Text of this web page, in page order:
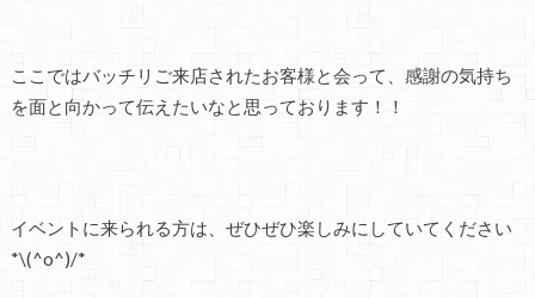
ここではバッチリご来店されたお客様と会って、感謝の気持ち
を面と向かって伝えたいなと思っております！！
イベントに来られる方は、ぜひぜひ楽しみにしていてください
*\(^o^)/*